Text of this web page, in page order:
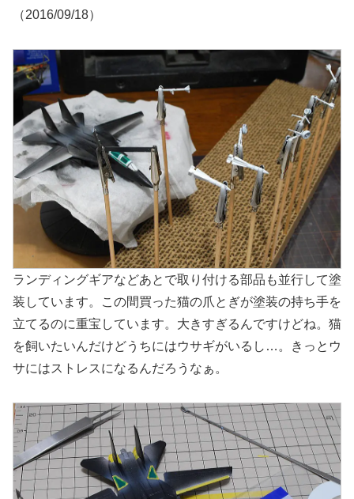
（2016/09/18）
ランディングギアなどあとで取り付ける部品も並行して塗
装しています。この間買った猫の爪とぎが塗装の持ち手を
立てるのに重宝しています。大きすぎるんですけどね。猫
を飼いたいんだけどうちにはウサギがいるし…。きっとウ
サにはストレスになるんだろうなぁ。